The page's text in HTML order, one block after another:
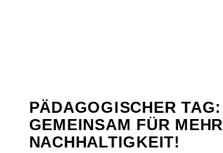
PÄDAGOGISCHER TAG:
GEMEINSAM FÜR MEHR
NACHHALTIGKEIT!